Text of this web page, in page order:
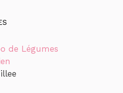
de Légumes